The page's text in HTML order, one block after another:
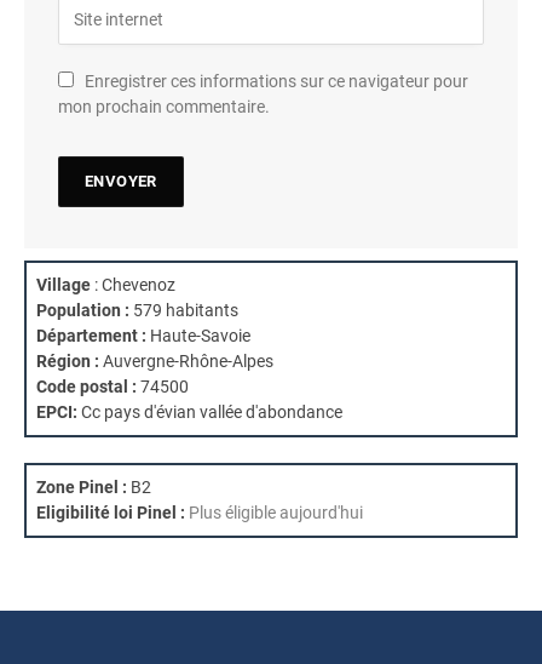
Enregistrer ces informations sur ce navigateur pour
mon prochain commentaire.
Village : Chevenoz
Population : 579 habitants
Département : Haute-Savoie
Région : Auvergne-Rhône-Alpes
Code postal : 74500
EPCI: Cc pays d'évian vallée d'abondance
Zone Pinel : B2
Eligibilité loi Pinel : Plus éligible aujourd'hui